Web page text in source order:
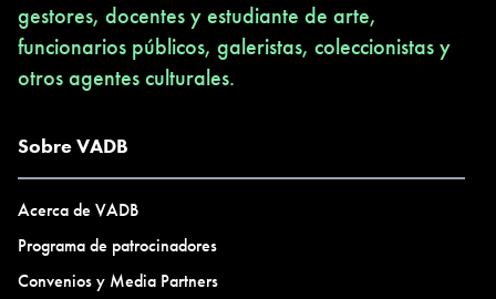
gestores, docentes y estudiante de arte,
funcionarios públicos, galeristas, coleccionistas y
otros agentes culturales.
Sobre VADB
Acerca de VADB
Programa de patrocinadores
Convenios y Media Partners